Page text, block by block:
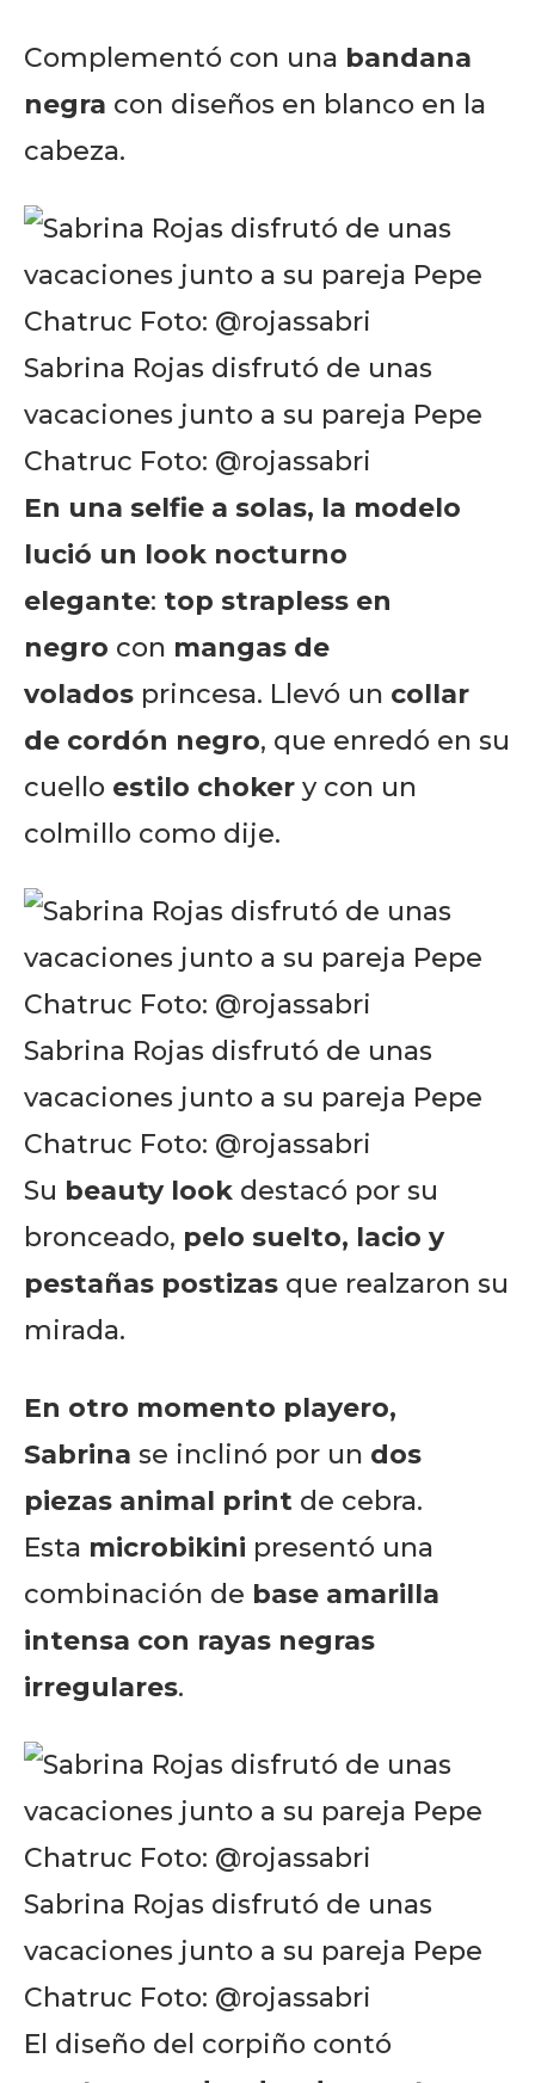
Complementó con una bandana
negra con diseños en blanco en la
cabeza.
Sabrina Rojas disfrutó de unas
vacaciones junto a su pareja Pepe
Chatruc Foto: @rojassabri
En una selfie a solas, la modelo
lució un look nocturno
elegante: top strapless en
negro con mangas de
volados princesa. Llevó un collar
de cordón negro, que enredó en su
cuello estilo choker y con un
colmillo como dije.
Sabrina Rojas disfrutó de unas
vacaciones junto a su pareja Pepe
Chatruc Foto: @rojassabri
Su beauty look destacó por su
bronceado, pelo suelto, lacio y
pestañas postizas que realzaron su
mirada.
En otro momento playero,
Sabrina se inclinó por un dos
piezas animal print de cebra.
Esta microbikini presentó una
combinación de base amarilla
intensa con rayas negras
irregulares.
Sabrina Rojas disfrutó de unas
vacaciones junto a su pareja Pepe
Chatruc Foto: @rojassabri
El diseño del corpiño contó